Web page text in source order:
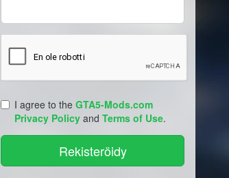
I agree to the GTA5-Mods.com
Privacy Policy and Terms of Use.